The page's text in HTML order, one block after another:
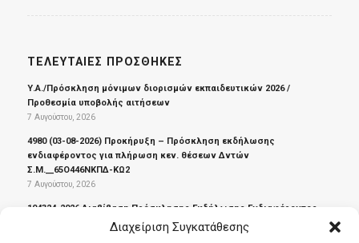
Διαχείριση Συγκατάθεσης
ΤΕΛΕΥΤΑΊΕΣ ΠΡΟΣΘΉΚΕΣ
Υ.Α./Πρόσκληση μόνιμων διορισμών εκπαιδευτικών 2026 /
Προθεσμία υποβολής αιτήσεων
7 Αυγούστου, 2026
4980 (03-08-2026) Προκήρυξη – Πρόσκληση εκδήλωσης
ενδιαφέροντος για πλήρωση κεν. θέσεων Δντών
Σ.Μ.__65Ο446ΝΚΠΔ-ΚΩ2
7 Αυγούστου, 2026
104324_2026 Διαβίβαση Πρόσκλησης Εκδήλωσης Ενδιαφέροντος
για πλήρωση με επιλογή των θέσεων Υποδιευθυντών/ντριών
Προτύπων και Πειραματικών Σχολείων (ανακ.)